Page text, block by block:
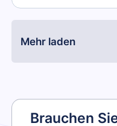
Mehr laden
Brauchen